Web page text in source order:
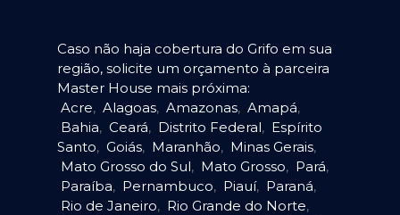
Caso não haja cobertura do Grifo em sua
região, solicite um orçamento à parceira
Master House mais próxima:
Acre, Alagoas, Amazonas, Amapá,
Bahia, Ceará, Distrito Federal, Espírito
Santo, Goiás, Maranhão, Minas Gerais,
Mato Grosso do Sul, Mato Grosso, Pará,
Paraíba, Pernambuco, Piauí, Paraná,
Rio de Janeiro, Rio Grande do Norte,